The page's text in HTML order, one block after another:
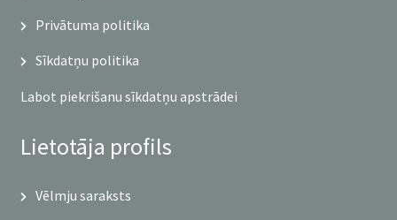
Privātuma politika
Sīkdatņu politika
Labot piekrišanu sīkdatņu apstrādei
Lietotāja profils
Vēlmju saraksts